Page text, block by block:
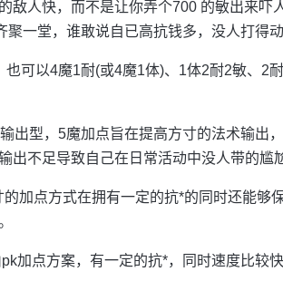
敌人快，而不是让你弄个700 的敏出来吓
一堂，谁敢说自已高抗钱多，没人打得动
可以4魔1耐(或4魔1体)、1体2耐2敏、2
出型，5魔加点旨在提高方寸的法术输出
出不足导致自己在日常活动中没人带的尴
加点方式在拥有一定的抗*的同时还能够
加点方案，有一定的抗*，同时速度比较